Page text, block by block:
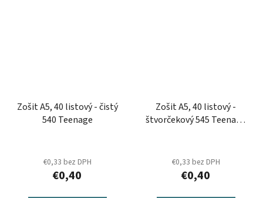
Zošit A5, 40 listový - čistý
540 Teenage
€0,33 bez DPH
€0,40
Zošit A5, 40 listový -
štvorčekový 545 Teenage
€0,33 bez DPH
€0,40